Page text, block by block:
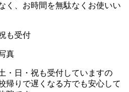
く、お時間を無駄なくお使いい
・日・祝も受付していますの
帰りで遅くなる方でも安心して